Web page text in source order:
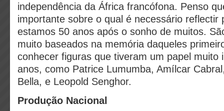
independência da África francófona. Penso
importante sobre o qual é necessário reflectir
estamos 50 anos após o sonho de muitos.
muito baseados na memória daqueles
conhecer figuras que tiveram um papel muito
anos, como Patrice Lumumba, Amílcar
Bella, e Leopold Senghor.
Produção Nacional